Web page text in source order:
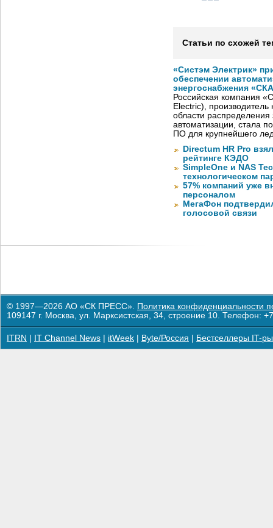
Статьи по схожей
«Систэм Электрик»
обеспечении
энергоснабжения
Российская компания
Electric),
области распределения
автоматизации, стала
ПО для крупнейшего
Directum HR Pro
рейтинге КЭДО
SimpleOne и NAS
технологическом
57% компаний уже
персоналом
МегаФон
голосовой связи
© 1997—2026 АО «СК ПРЕСС». Политика конфиденциальности
109147 г. Москва, ул. Марксистская, 34, строение 10. Телефон:
ITRN IT Channel News itWeek Byte/Россия Бестселлеры IT-